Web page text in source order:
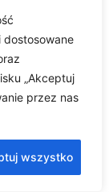
„Akceptuj
przez nas
wszystko
sposoby